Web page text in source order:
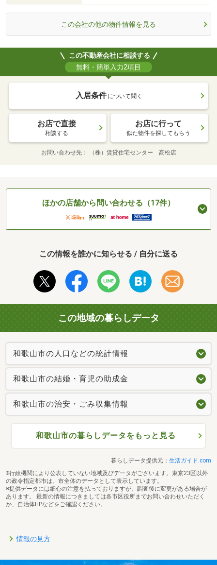
この会社の他の物件情報を見る
この不動産会社に相談する
無料・簡単入力2項目
入居条件 について聞く
お店で直接
相談する
お店に行って
似た物件を探してもらう
お問い合わせ先 （株）賃貸住宅センター 高松店
ほかの店舗から問い合わせる（17件）
この情報を誰かに知らせる / 自分に送る
この地域の暮らしデータ
和歌山市の人口などの統計情報
和歌山市の結婚・育児の助成金
和歌山市の治安・ごみ収集情報
和歌山市の暮らしデータをもっと見る
暮らしデータ提供元： 生活ガイド.com
※行政機関により公表していない地域及びデータがございます。東京23区以外
の政令指定都市は、市全体のデータとして表示しています。
※提供データには細心の注意を払っておりますが、調査後に変更がある場合が
あります。 最新の情報につきましては各市区役所までお問い合わせいただく
か、自治体HPなどをご確認ください。
情報の見方